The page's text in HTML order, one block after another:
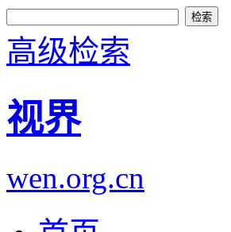
高级检索
视界
wen.org.cn